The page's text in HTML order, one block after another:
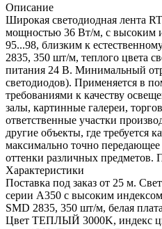
Описание
Широкая светодиодная лента
мощностью 36 Вт/м, с высоким
95...98, близким к
2835, 350 шт/м, теплого цвета
питания 24 В. Минимальный
светодиодов). Применяется в
требованиями к качеству
залы, картинные галереи,
ответственные участки
другие объекты, где требуется
максимально точно передающее
оттенки различных предметов.
Характеристики
Поставка под заказ от 25 м.
серии A350 с высоким
SMD 2835, 350 шт/м, белая
Цвет ТЕПЛЫЙ 3000K, индекс